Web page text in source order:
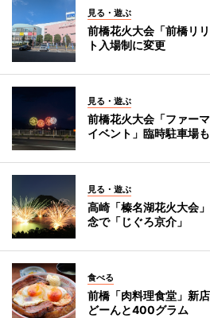
見る・遊ぶ
前橋花火大会「前橋リ
ト入場制に変更
見る・遊ぶ
前橋花火大会「ファー
イベント」臨時駐車場も
見る・遊ぶ
高崎「榛名湖花火大会
念で「じぐろ京介」
食べる
前橋「肉料理食堂」新
どーんと400グラム